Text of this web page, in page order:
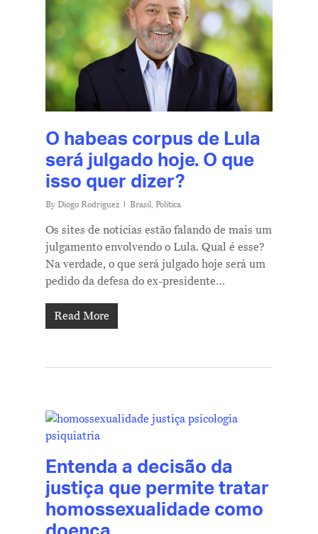
O habeas corpus de Lula
será julgado hoje. O que
isso quer dizer?
By Diogo Rodriguez Brasil, Política
Os sites de notícias estão falando de mais um
julgamento envolvendo o Lula. Qual é esse?
Na verdade, o que será julgado hoje será um
pedido da defesa do ex-presidente…
Read More
Entenda a decisão da
justiça que permite tratar
homossexualidade como